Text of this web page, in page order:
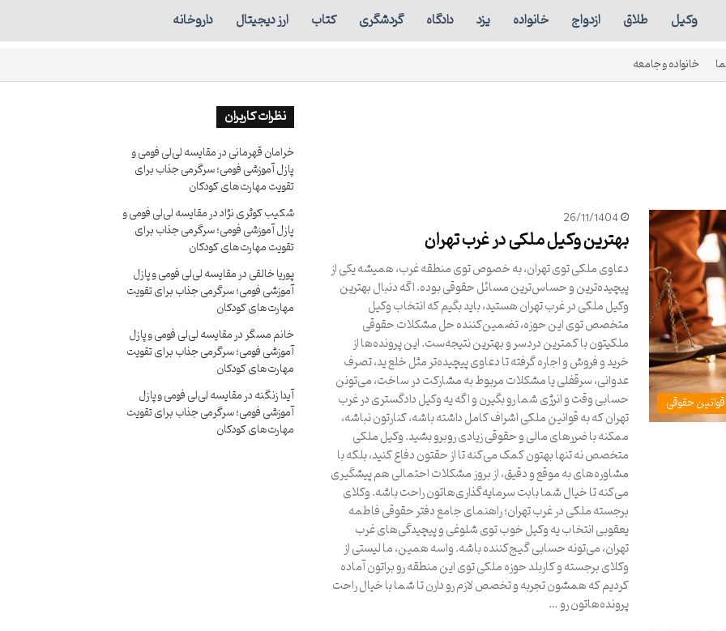
وکیل طلاق ازدواج خانواده یزد دادگاه گردشگری کتاب ارز دیجیتال داروخانه
خانواده و جامعه
قوانین حقوقی
26/11/1404
بهترین وکیل ملکی در غرب تهران
دعاوی ملکی توی تهران، به خصوص توی منطقه غرب، همیشه یکی از
پیچیده‌ترین و حساس‌ترین مسائل حقوقی بوده. اگه دنبال بهترین
وکیل ملکی در غرب تهران هستید، باید بگیم که انتخاب وکیل
متخصص توی این حوزه، تضمین‌کننده حل مشکلات حقوقی
ملکیتون با کمترین دردسر و بهترین نتیجه‌ست. این پرونده‌ها از
خرید و فروش و اجاره گرفته تا دعاوی پیچیده‌تر مثل خلع ید، تصرف
عدوانی، سرقفلی یا مشکلات مربوط به مشارکت در ساخت، می‌تونن
حسابی وقت و انرژی شما رو بگیرن و اگه یه وکیل دادگستری در غرب
تهران که به قوانین ملکی اشراف کامل داشته باشه، کنارتون نباشه،
ممکنه با ضررهای مالی و حقوقی زیادی روبرو بشید. وکیل ملکی
متخصص نه تنها بهتون کمک می‌کنه تا از حقتون دفاع کنید، بلکه با
مشاوره‌های به موقع و دقیق، از بروز مشکلات احتمالی هم پیشگیری
می‌کنه تا خیال شما بابت سرمایه‌گذاری‌هاتون راحت باشه. وکلای
برجسته ملکی در غرب تهران؛ راهنمای جامع دفتر حقوقی فاطمه
یعقوبی انتخاب یه وکیل خوب توی شلوغی و پیچیدگی‌های غرب
تهران، می‌تونه حسابی گیج‌کننده باشه. واسه همین، ما لیستی از
وکلای برجسته و کاربلد حوزه ملکی توی این منطقه رو براتون آماده
کردیم که همشون تجربه و تخصص لازم رو دارن تا شما با خیال راحت
پرونده‌هاتون رو …
نظرات کاربران
خرامان قهرمانیدرمقایسه لی‌لی فومی و
پازل آموزشی فومی؛ سرگرمی جذاب برای
تقویت مهارت‌های کودکان
شکیب کوثری نژاددرمقایسه لی‌لی فومی و
پازل آموزشی فومی؛ سرگرمی جذاب برای
تقویت مهارت‌های کودکان
پوریا خالقیدرمقایسه لی‌لی فومی و پازل
آموزشی فومی؛ سرگرمی جذاب برای تقویت
مهارت‌های کودکان
خانم مسگردرمقایسه لی‌لی فومی و پازل
آموزشی فومی؛ سرگرمی جذاب برای تقویت
مهارت‌های کودکان
آیدا زنگنهدرمقایسه لی‌لی فومی و پازل
آموزشی فومی؛ سرگرمی جذاب برای تقویت
مهارت‌های کودکان